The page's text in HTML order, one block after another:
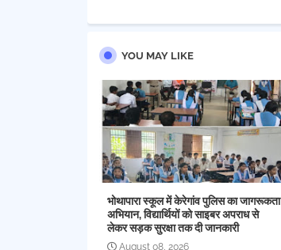
YOU MAY LIKE
भोथापारा स्कूल में केरेगांव पुलिस का जागरूकता
अभियान, विद्यार्थियों को साइबर अपराध से
लेकर सड़क सुरक्षा तक दी जानकारी
August 08, 2026